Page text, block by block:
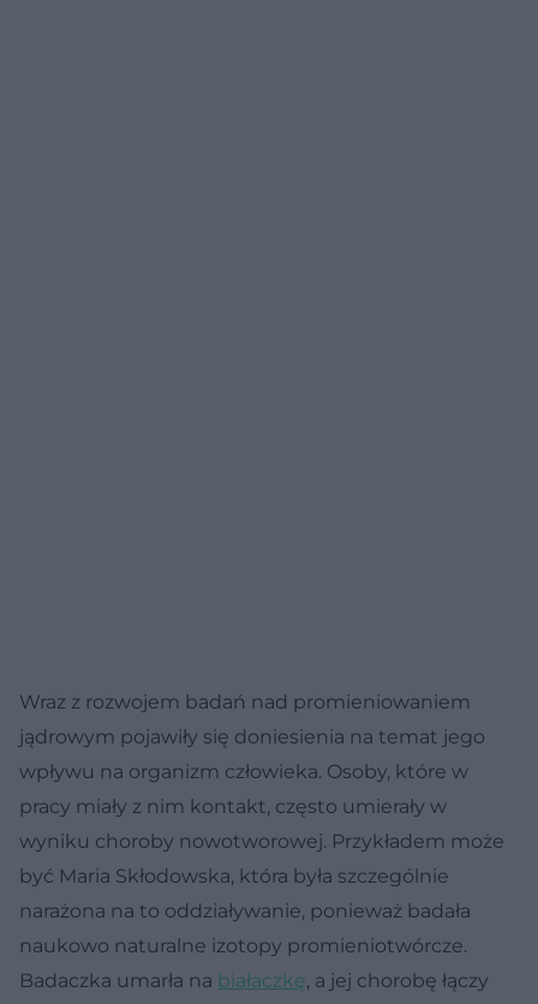
Wraz z rozwojem badań nad promieniowaniem
jądrowym pojawiły się doniesienia na temat jego
wpływu na organizm człowieka. Osoby, które w
pracy miały z nim kontakt, często umierały w
wyniku choroby nowotworowej. Przykładem może
być Maria Skłodowska, która była szczególnie
narażona na to oddziaływanie, ponieważ badała
naukowo naturalne izotopy promieniotwórcze.
Badaczka umarła na białaczkę, a jej chorobę łączy